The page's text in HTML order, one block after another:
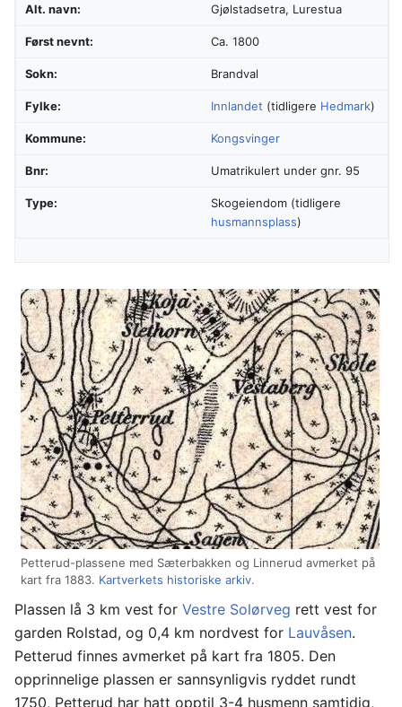
Alt. navn: Gjølstadsetra, Lurestua
Først nevnt: Ca. 1800
Sokn: Brandval
Fylke: Innlandet (tidligere Hedmark)
Kommune: Kongsvinger
Bnr: Umatrikulert under gnr. 95
Type:
Skogeiendom (tidligere
husmannsplass)
Petterud-plassene med Sæterbakken og Linnerud avmerket på
kart fra 1883. Kartverkets historiske arkiv.
Plassen lå 3 km vest for Vestre Solørveg rett vest for
garden Rolstad, og 0,4 km nordvest for Lauvåsen.
Petterud finnes avmerket på kart fra 1805. Den
opprinnelige plassen er sannsynligvis ryddet rundt
1750, Petterud har hatt opptil 3-4 husmenn samtidig,